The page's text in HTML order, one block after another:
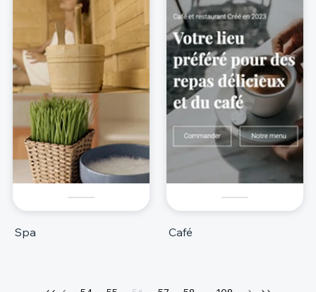
Spa Café